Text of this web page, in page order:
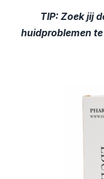
TIP: Zoek jij
huidproblemen